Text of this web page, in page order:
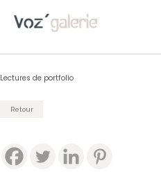
Lectures de portfolio
Retour